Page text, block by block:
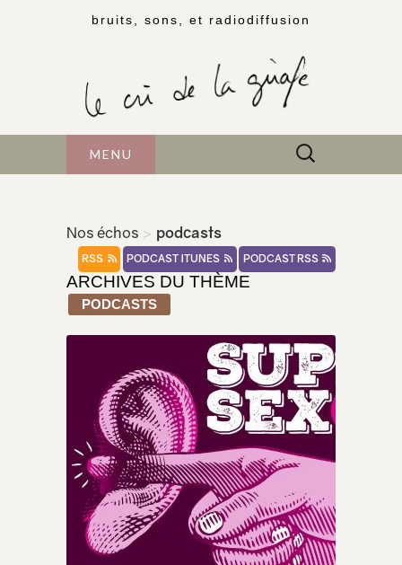
bruits, sons, et radiodiffusion
MENU Rechercher :
Nos échos > podcasts
PODCAST RSS
PODCAST ITUNES
RSS
ARCHIVES DU THÈME
PODCASTS